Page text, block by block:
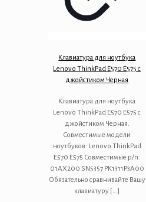
Клавиатура для ноутбука
Lenovo ThinkPad E570 E575 с
джойстиком Черная
Клавиатура для ноутбука
Lenovo ThinkPad E570 E575 с
джойстиком Черная.
Совместимые модели
ноутбуков: Lenovo ThinkPad
E570 E575 Совместимые p/n:
01AX200 SN5357 PK1311P3A00
Обязательно сравнивайте Вашу
клавиатуру […]